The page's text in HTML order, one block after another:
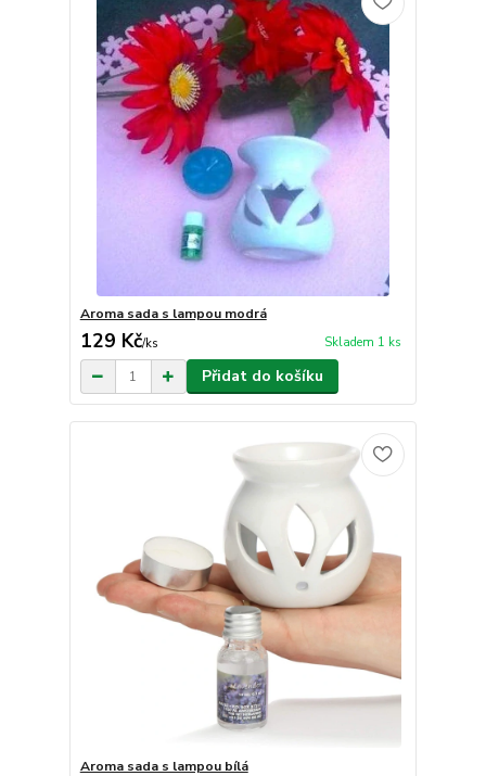
Aroma sada s lampou modrá
129 Kč/ks Skladem 1 ks
Přidat do košíku
Aroma sada s lampou bílá